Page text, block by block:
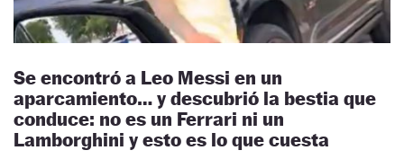
Se encontró a Leo Messi en un
aparcamiento… y descubrió la bestia que
conduce: no es un Ferrari ni un
Lamborghini y esto es lo que cuesta